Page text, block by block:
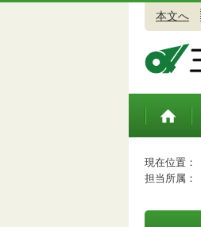
本文へ
トップペ
現在位置：
担当所属：